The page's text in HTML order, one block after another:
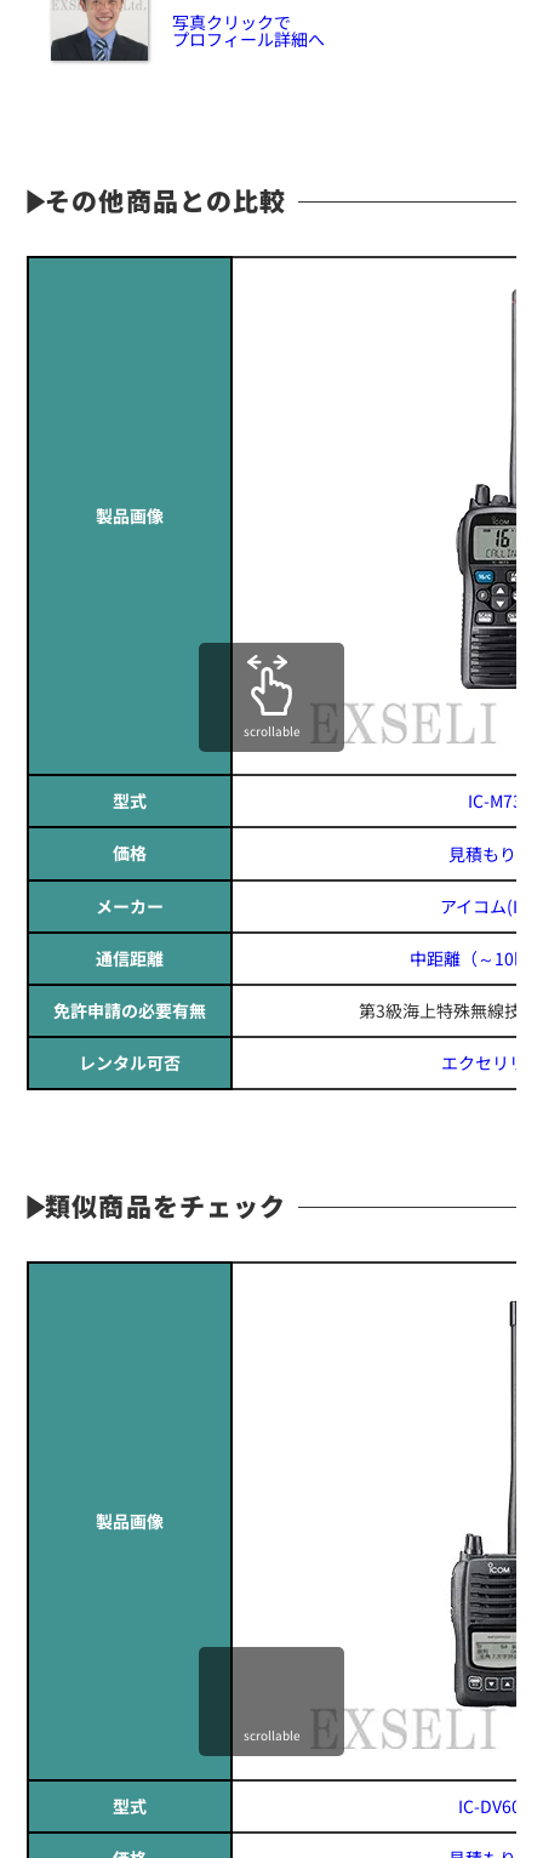
写真クリックで
プロフィール詳細へ
その他商品との比較
製品画像
型式 IC-M73J
価格 見積もりす
メーカー アイコム
通信距離 中距離（～10km
免許申請の必要有無 第3級海上特殊無線技
レンタル可否 エクセリリ
scrollable
類似商品をチェック
製品画像
型式 IC-DV60S1
scrollable